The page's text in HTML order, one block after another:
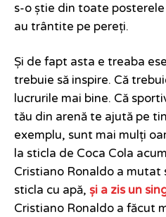
s-o știe din toate
au trântite pe pereți.
Și de fapt asta e treaba
trebuie să inspire. Că
lucrurile mai bine. Că
tău din arenă te ajută pe
exemplu, sunt mai mulți
la sticla de Coca Cola
Cristiano Ronaldo a mutat
sticla cu apă, și a zis un
Cristiano Ronaldo a făcut